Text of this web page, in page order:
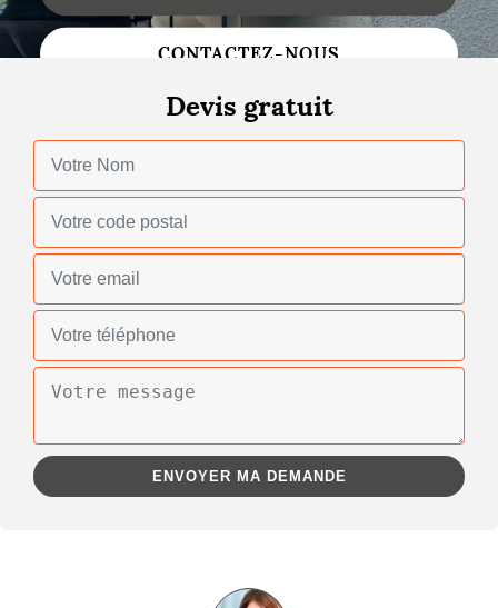
Nettoyage de toiture
Zinguerie
Urgence fuite toiture
CONTACTEZ-NOUS
Devis gratuit